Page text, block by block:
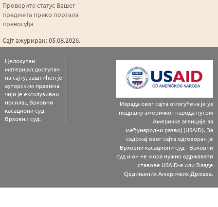
Проверите статус Вашег
предмета преко портала
правосуђа
Сајт ажуриран: 05.08.2026.
Целокупан
материјал доступан
на сајту, заштићен је
ауторским правима
чији је ексклузивни
носилац Врховни
касациони суд -
Врховни суд.
Израда овог сајта омогућена је уз
подршку америчког народа путем
Америчке агенције за
међународни развој (USAID). За
садржај овог сајта одговоран је
Врховни касациони суд - Врховни
суд и он не мора нужно одржавати
ставове USAID-а или Владе
Сједињених Америчких Држава.